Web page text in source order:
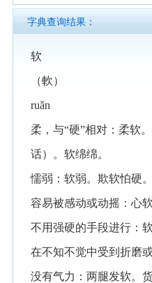
字典查询结果：
软
（軟）
ruǎn
柔，与“硬”相对：柔软
话）。软绵绵。
懦弱：软弱。欺软怕硬。
容易被感动或动摇：心软
不用强硬的手段进行：
在不知不觉中受到折磨
没有气力：两腿发软。